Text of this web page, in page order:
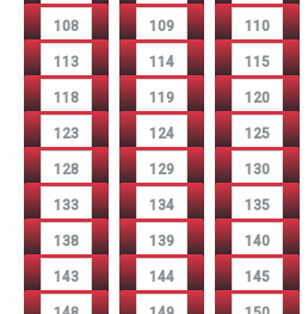
108 109 110
113 114 115
118 119 120
123 124 125
128 129 130
133 134 135
138 139 140
143 144 145